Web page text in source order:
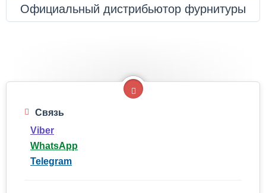
Официальный дистрибьютор фурнитуры
Связь
Viber
WhatsApp
Telegram